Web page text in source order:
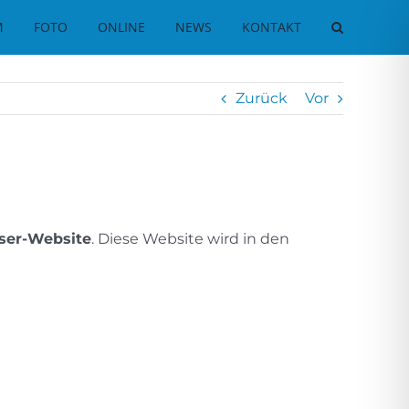
FOTO ONLINE NEWS KONTAKT
Zurück Vor
Website. Diese Website wird in den